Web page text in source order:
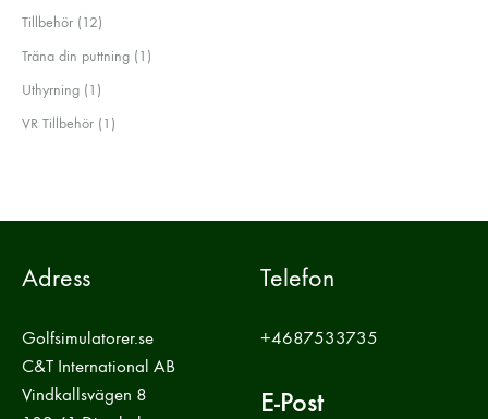
Tillbehör 1212
Träna din puttning 1 1
Uthyrning 1 1
VR Tillbehör 1 1
Adress
Golfsimulatorer.se
C&T International AB
Vindkallsvägen 8
Telefon
+4687533735
E-Post